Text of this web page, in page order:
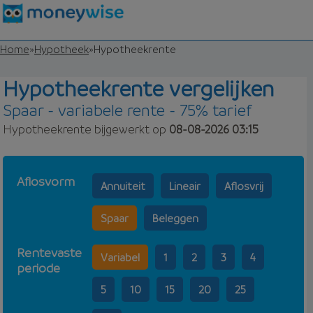
Home»Hypotheek»Hypotheekrente
Hypotheekrente vergelijken
Spaar - variabele rente - 75% tarief
Hypotheekrente bijgewerkt op 08-08-2026 03:15
Aflosvorm Annuiteit Lineair Aflosvrij
Spaar Beleggen
Rentevaste
periode
Variabel 1 2 3 4
5 10 15 20 25